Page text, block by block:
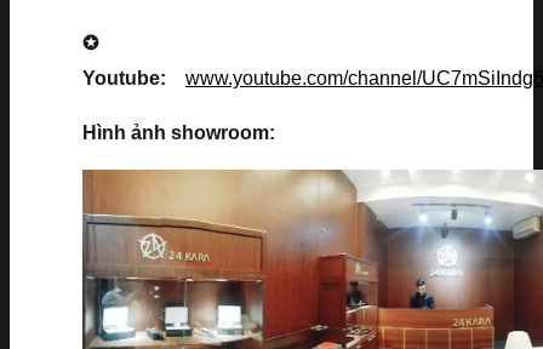
✪
Youtube: www.youtube.com/channel/
Hình ảnh showroom: